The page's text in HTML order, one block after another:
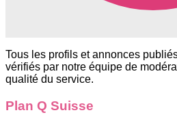
Tous les profils et annonces
vérifiés par notre équipe de
qualité du service.
Plan Q Suisse